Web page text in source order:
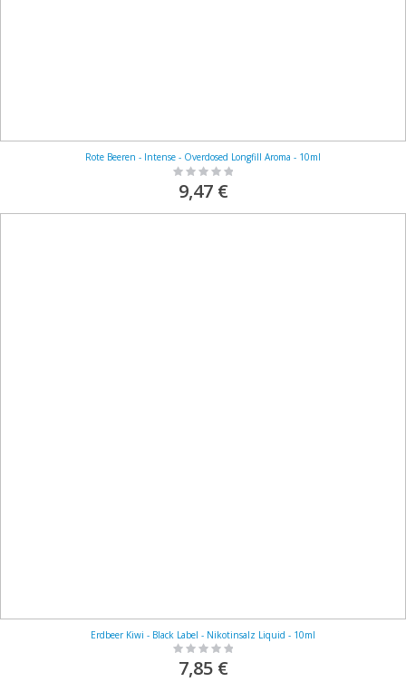
Rote Beeren - Intense - Overdosed Longfill Aroma - 10ml
Rating:
0%
9,47 €
Erdbeer Kiwi - Black Label - Nikotinsalz Liquid - 10ml
Rating:
0%
7,85 €